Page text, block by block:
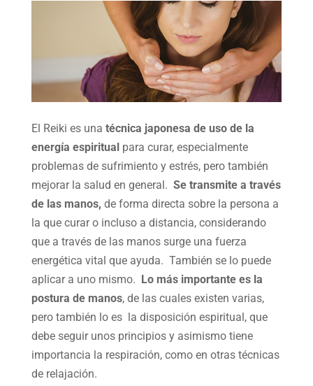
El Reiki es una técnica japonesa de uso de la
energía espiritualpara curar, especialmente
problemas de sufrimiento y estrés, pero también
mejorar la salud en general. Se transmite a través
de las manos, de forma directa sobre la persona a
la que curar o incluso a distancia, considerando
que a través de las manos surge una fuerza
energética vital que ayuda. También se lo puede
aplicar a uno mismo. Lo más importante es la
postura de manos, de las cuales existen varias,
pero también lo es la disposición espiritual, que
debe seguir unos principios y asimismo tiene
importancia la respiración, como en otras técnicas
de relajación.